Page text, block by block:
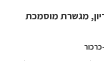
מגשרת מוסמכת